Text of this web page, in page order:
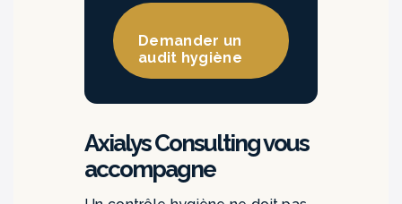
Demander un
audit hygiène
Axialys Consulting vous
accompagne